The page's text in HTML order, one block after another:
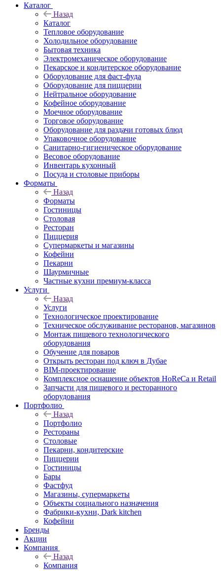
Каталог
Назад
Каталог
Тепловое оборудование
Холодильное оборудование
Бытовая техника
Электромеханическое оборудование
Пекарское и кондитерское оборудование
Оборудование для фаст-фуда
Оборудование для пиццерии
Нейтральное оборудование
Кофейное оборудование
Моечное оборудование
Торговое оборудование
Оборудование для раздачи готовых блюд
Упаковочное оборудование
Санитарно-гигиеническое оборудование
Весовое оборудование
Инвентарь кухонный
Посуда и столовые приборы
Форматы
Назад
Форматы
Гостиницы
Столовая
Ресторан
Пиццерия
Супермаркеты и магазины
Кофейни
Пекарни
Шаурмичные
Частные кухни премиум-класса
Услуги
Назад
Услуги
Технологическое проектирование
Техническое обслуживание ресторанов, магазинов
Монтаж пищевого технологического
оборудования
Обучение для поваров
Открыть ресторан под ключ в Дубае
BIM-проектирование
Комплексное оснащение объектов HoReCa и Retail
Запчасти для пищевого и ресторанного
оборудования
Портфолио
Назад
Портфолио
Рестораны
Столовые
Пекарни, кондитерские
Пиццерии
Гостиницы
Бары
Фастфуд
Магазины, супермаркеты
Объекты социального назначения
Фабрики-кухни, Dark kitchen
Кофейни
Бренды
Акции
Компания
Назад
Компания